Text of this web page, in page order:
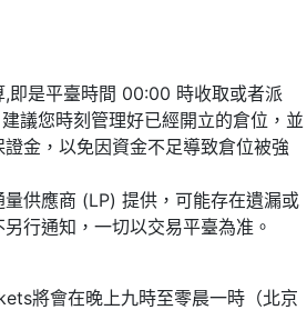
即是平臺時間 00:00 時收取或者派
議您時刻管理好已經開立的倉位，並
金，以免因資金不足導致倉位被強
供應商 (LP) 提供，可能存在遺漏或
行通知，一切以交易平臺為准。
將會在晚上九時至零晨一時（北京